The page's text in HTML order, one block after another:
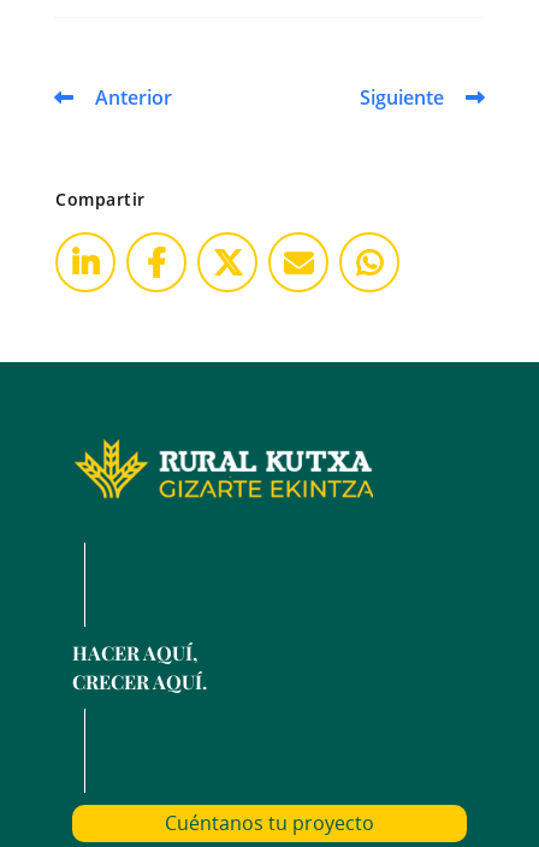
Anterior Siguiente
Compartir
HACER AQUÍ,
CRECER AQUÍ.
Cuéntanos tu proyecto